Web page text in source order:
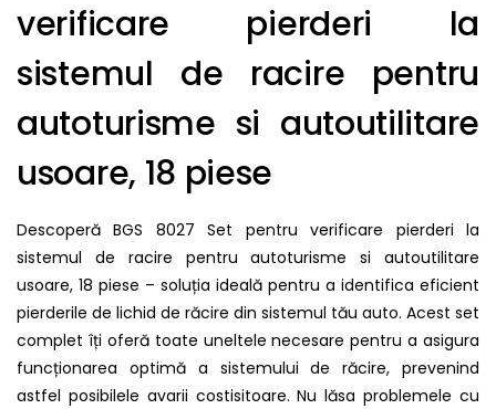
verificare pierderi la
sistemul de racire pentru
autoturisme si autoutilitare
usoare, 18 piese
Descoperă BGS 8027 Set pentru verificare pierderi la
sistemul de racire pentru autoturisme si autoutilitare
usoare, 18 piese – soluția ideală pentru a identifica eficient
pierderile de lichid de răcire din sistemul tău auto. Acest set
complet îți oferă toate uneltele necesare pentru a asigura
funcționarea optimă a sistemului de răcire, prevenind
astfel posibilele avarii costisitoare. Nu lăsa problemele cu